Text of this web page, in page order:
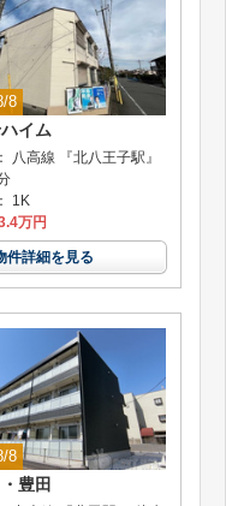
8
イム
八高線 『北八王子駅』
1K
万円
件詳細を見る
8
豊田